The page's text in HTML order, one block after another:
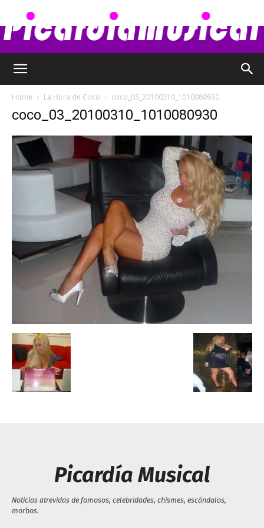
Chismes,
Escandalos,Morbo,
Home La Hora de Coco coco_03_20100310_1010080930
coco_03_20100310_1010080930
Picardía Musical
Noticias atrevidas de famosos, celebridades, chismes, escándalos,
morbos.